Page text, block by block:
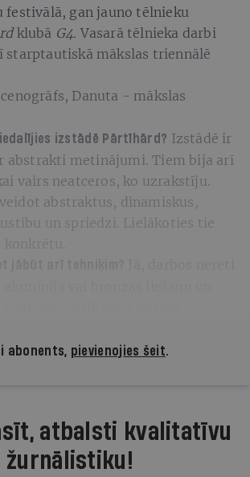
festivālā, gan jauno tēlnieku
klubā G4. Vasarā tēlnieka darbi
starptautiskā mākslas triennālē
Danuta - mākslas
izstādē Pārtīhārd ? Izstādē ir
abstrakti metinājumi. Tiem bija arī
vairs neatceros, ko uzrakstīju.
abstraktus, dinamiskus,
un spriedzi. Lielākoties tie
abonents, pievienojies šeit.
atbalsti kvalitatīvu
žurnālistiku!